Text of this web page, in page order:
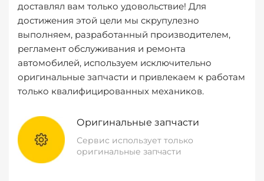
доставлял вам только удовольствие! Для
достижения этой цели мы скрупулезно
выполняем, разработанный производителем,
регламент обслуживания и ремонта
автомобилей, используем исключительно
оригинальные запчасти и привлекаем к работам
только квалифицированных механиков.
Оригинальные запчасти
Сервис использует только
оригинальные запчасти